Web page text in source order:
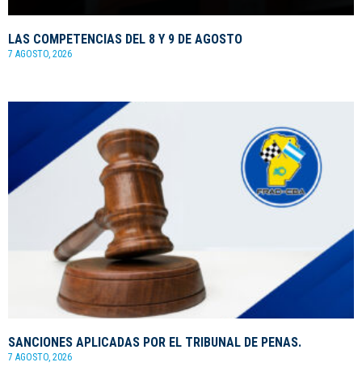
LAS COMPETENCIAS DEL 8 Y 9 DE AGOSTO
7 AGOSTO, 2026
SANCIONES APLICADAS POR EL TRIBUNAL DE PENAS.
7 AGOSTO, 2026